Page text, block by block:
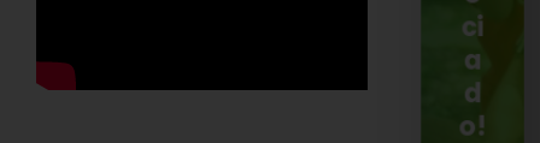
ci
a
d
o!